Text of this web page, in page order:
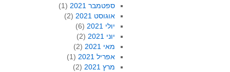
ספטמבר 2021
(1)
אוגוסט 2021
(2)
יולי 2021
(6)
יוני 2021
(2)
מאי 2021
(2)
אפריל 2021
(1)
מרץ 2021
(2)